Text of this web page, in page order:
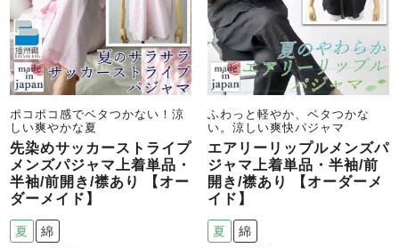
- Item Ranking -
- New Arrival -
すべての季節のパジャマ一覧はこちら
ガールズ前開
き
ガールズかぶ
り
ボーイズ長袖
ボーイズ半袖
ボーイズ前開
き
ボーイズかぶ
り
ポコポコ感でベタつかない！涼
しい爽やかな夏
先染めサッカーストライプ
メンズパジャマ上着単品・
半袖/前開き/襟あり 【オー
ダーメイド】
夏 綿
ふわっと軽やか、ベタつかな
い。涼しい爽快パジャマ
エアリーリップルメンズパ
ジャマ上着単品・半袖/前
開き/襟あり 【オーダーメ
イド】
夏 綿